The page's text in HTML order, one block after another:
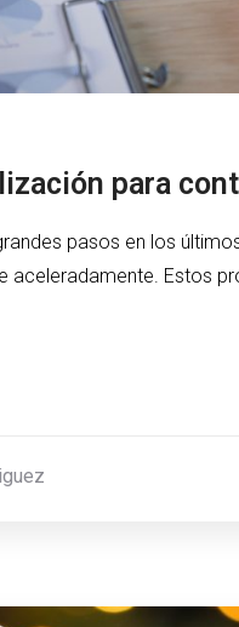
para
pasos en los
aceleradamente. Estos